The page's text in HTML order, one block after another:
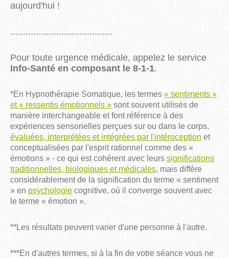
aujourd'hui !
........................................
Pour toute urgence médicale, appelez le service
Info-Santé en composant le 8-1-1.
*En Hypnothérapie Somatique, les termes « sentiments »
et « ressentis émotionnels » sont souvent utilisés de
manière interchangeable et font référence à des
expériences sensorielles perçues sur ou dans le corps,
évaluées, interprétées et intégrées par l'intéroception et
conceptualisées par l'esprit rationnel comme des «
émotions » - ce qui est cohérent avec leurs significations
traditionnelles, biologiques et médicales, mais diffère
considérablement de la signification du terme « sentiment
» en psychologie cognitive, où il converge souvent avec
le terme « émotion ».
**Les résultats peuvent varier d'une personne à l'autre.
***En d'autres termes, si à la fin de votre séance vous ne